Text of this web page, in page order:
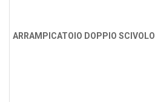
ARRAMPICATOIO DOPPIO SCIVOLO